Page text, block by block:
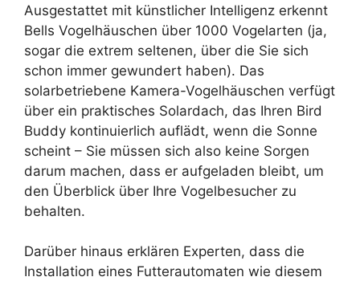
Ausgestattet mit künstlicher Intelligenz erkennt
Bells Vogelhäuschen über 1000 Vogelarten (ja,
sogar die extrem seltenen, über die Sie sich
schon immer gewundert haben). Das
solarbetriebene Kamera-Vogelhäuschen verfügt
über ein praktisches Solardach, das Ihren Bird
Buddy kontinuierlich auflädt, wenn die Sonne
scheint – Sie müssen sich also keine Sorgen
darum machen, dass er aufgeladen bleibt, um
den Überblick über Ihre Vogelbesucher zu
behalten.
Darüber hinaus erklären Experten, dass die
Installation eines Futterautomaten wie diesem